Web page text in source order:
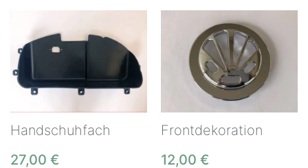
Handschuhfach
27,00 €
Frontdekoration
12,00 €